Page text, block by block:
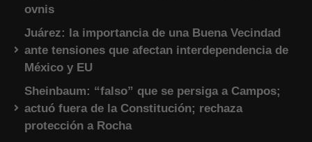
ovnis
Juárez: la importancia de una Buena Vecindad
ante tensiones que afectan interdependencia de
México y EU
Sheinbaum: “falso” que se persiga a Campos;
actuó fuera de la Constitución; rechaza
protección a Rocha